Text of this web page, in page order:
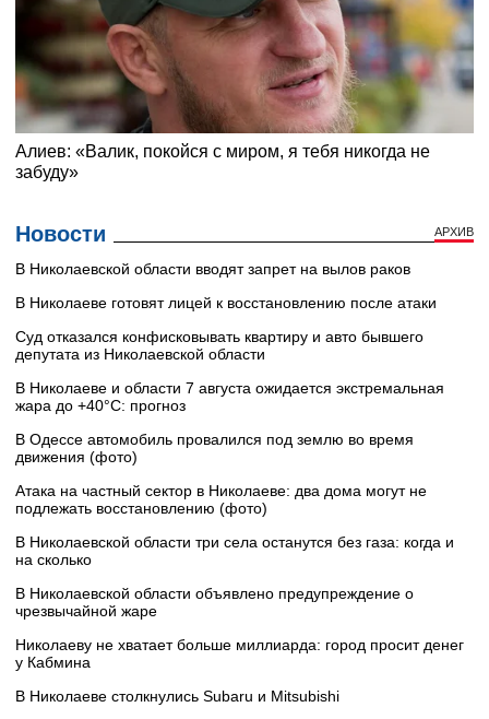
Новости АРХИВ
В Николаевской области вводят запрет на вылов раков
В Николаеве готовят лицей к восстановлению после атаки
Суд отказался конфисковывать квартиру и авто бывшего
депутата из Николаевской области
В Николаеве и области 7 августа ожидается экстремальная
жара до +40°C: прогноз
В Одессе автомобиль провалился под землю во время
движения (фото)
Атака на частный сектор в Николаеве: два дома могут не
подлежать восстановлению (фото)
В Николаевской области три села останутся без газа: когда и
на сколько
В Николаевской области объявлено предупреждение о
чрезвычайной жаре
Николаеву не хватает больше миллиарда: город просит денег
у Кабмина
В Николаеве столкнулись Subaru и Mitsubishi